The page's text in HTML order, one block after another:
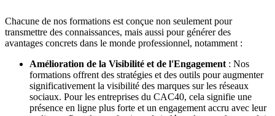
Chacune de nos formations est conçue non seulement pour
transmettre des connaissances, mais aussi pour générer des
avantages concrets dans le monde professionnel, notamment :
Amélioration de la Visibilité et de l'Engagement : Nos
formations offrent des stratégies et des outils pour augmenter
significativement la visibilité des marques sur les réseaux
sociaux. Pour les entreprises du CAC40, cela signifie une
présence en ligne plus forte et un engagement accru avec leur